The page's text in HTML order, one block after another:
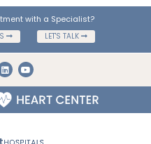
with a Specialist?
LET'S TALK